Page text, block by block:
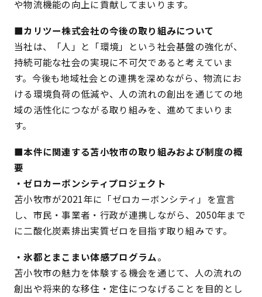
や物流機能の向上に貢献してまいります。
■カリツー株式会社の今後の取り組みについて
当社は、「人」と「環境」という社会基盤の強化が、
持続可能な社会の実現に不可欠であると考えていま
す。今後も地域社会との連携を深めながら、物流にお
ける環境負荷の低減や、人の流れの創出を通じての地
域の活性化につながる取り組みを、進めてまいりま
す。
■本件に関連する苫小牧市の取り組みおよび制度の概
要
・ゼロカーボンシティプロジェクト
苫小牧市が2021年に「ゼロカーボンシティ」を宣言
し、市民・事業者・行政が連携しながら、2050年まで
に二酸化炭素排出実質ゼロを目指す取り組みです。
・氷都とまこまい体感プログラム。
苫小牧市の魅力を体験する機会を通じて、人の流れの
創出や将来的な移住・定住につなげることを目的とし